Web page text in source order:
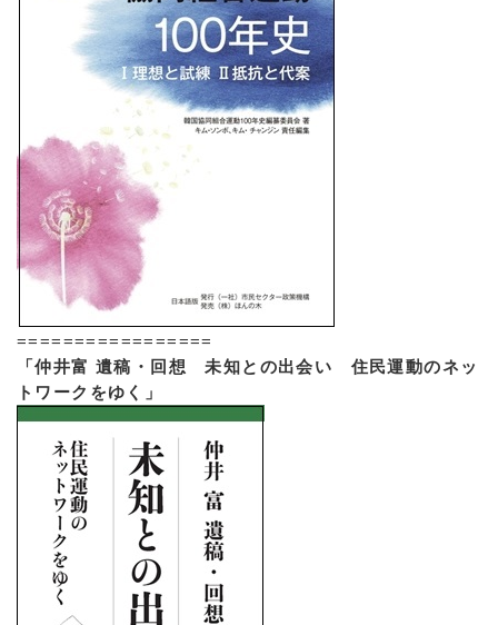
=================
「仲井富 遺稿・回想 未知との出会い 住民運動のネッ
トワークをゆく」